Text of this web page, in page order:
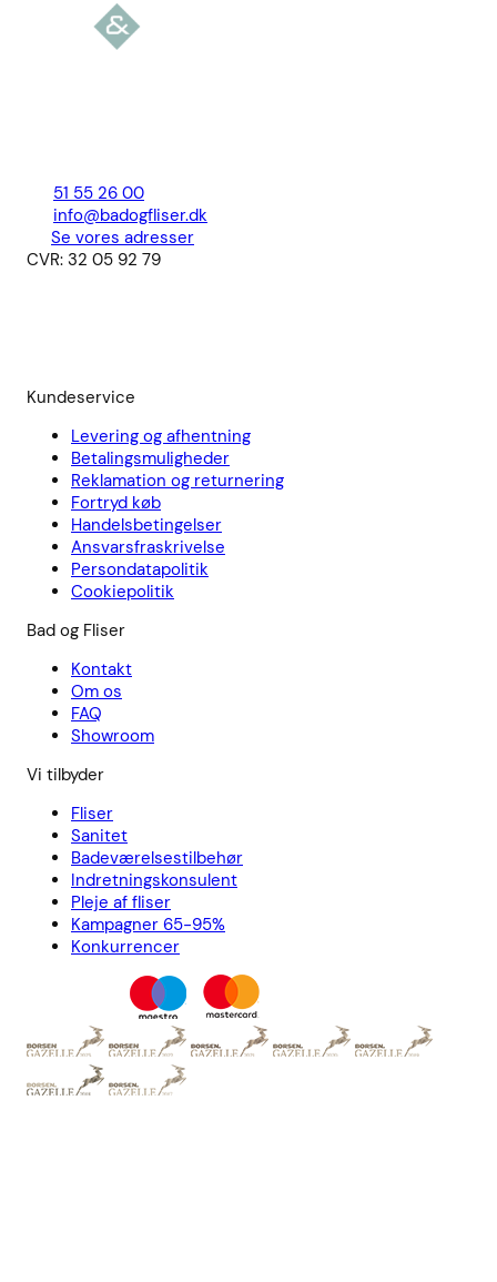
51 55 26 00
info@badogfliser.dk
Se vores adresser
CVR: 32 05 92 79
Kundeservice
Levering og afhentning
Betalingsmuligheder
Reklamation og returnering
Fortryd køb
Handelsbetingelser
Ansvarsfraskrivelse
Persondatapolitik
Cookiepolitik
Bad og Fliser
Kontakt
Om os
FAQ
Showroom
Vi tilbyder
Fliser
Sanitet
Badeværelsestilbehør
Indretningskonsulent
Pleje af fliser
Kampagner 65-95%
Konkurrencer